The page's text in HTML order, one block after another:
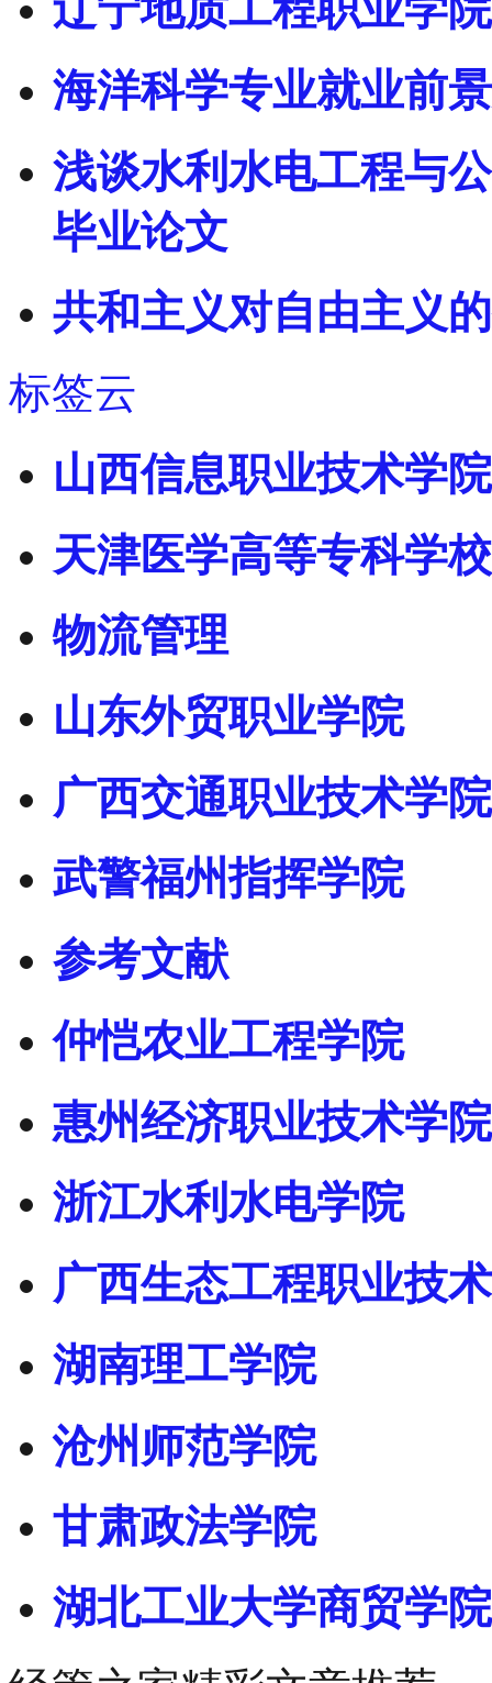
海洋科学专业就业前
浅谈水利水电工程与
毕业论文
共和主义对自由主义
标签云
山西信息职业技术学院
天津医学高等专科学校
物流管理
山东外贸职业学院
广西交通职业技术学院
武警福州指挥学院
参考文献
仲恺农业工程学院
惠州经济职业技术学院
浙江水利水电学院
广西生态工程职业技
湖南理工学院
沧州师范学院
甘肃政法学院
湖北工业大学商贸学院